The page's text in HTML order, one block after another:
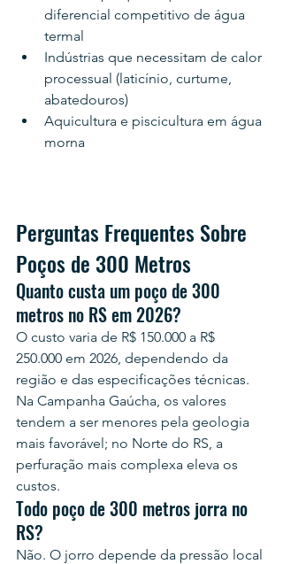
diferencial competitivo de água
termal
Indústrias que necessitam de calor
processual (laticínio, curtume,
abatedouros)
Aquicultura e piscicultura em água
morna
Perguntas Frequentes Sobre
Poços de 300 Metros
Quanto custa um poço de 300
metros no RS em 2026?
O custo varia de R$ 150.000 a R$
250.000 em 2026, dependendo da
região e das especificações técnicas.
Na Campanha Gaúcha, os valores
tendem a ser menores pela geologia
mais favorável; no Norte do RS, a
perfuração mais complexa eleva os
custos.
Todo poço de 300 metros jorra no
RS?
Não. O jorro depende da pressão local